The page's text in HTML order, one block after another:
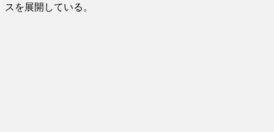
スを展開している。